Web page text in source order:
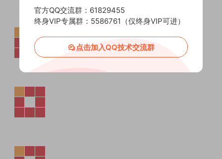
官方QQ交流群：61829455
终身VIP专属群：5586761（仅终身VIP可进）
点击加入QQ技术交流群